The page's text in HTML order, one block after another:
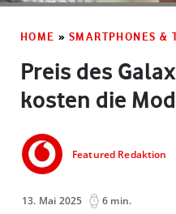
HOME » SMARTPHONES &
Preis des
kosten die
Featured Redaktion
13. Mai 2025 6 min.